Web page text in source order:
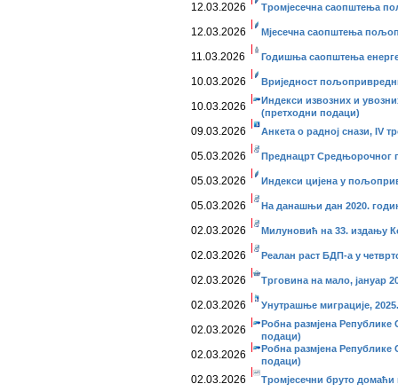
12.03.2026 Тромјесечна саопштења
12.03.2026 Мјесечна саопштења
11.03.2026 Годишња саопштења
10.03.2026 Вриједност
10.03.2026
Индекси извозних и
(претходни подаци)
09.03.2026 Анкета о радној снази, IV
05.03.2026 Преднацрт Средњорочног
05.03.2026 Индекси цијена у
05.03.2026 На данашњи дан 2020.
02.03.2026 Милуновић на 33. издању
02.03.2026 Реалан раст БДП-а у
02.03.2026 Трговина на мало, јануар
02.03.2026 Унутрашње миграције, 2025.
02.03.2026
Робна размјена Републике
подаци)
02.03.2026
Робна размјена Републике
подаци)
02.03.2026 Тромјесечни бруто домаћи